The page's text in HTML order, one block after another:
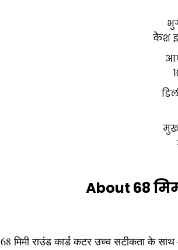
कैश
About 68
68 मिमी राउंड कार्ड कटर उच्च सटीकता के